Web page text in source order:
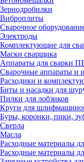
Зернодробилки
Виброплиты
Сварочное
Электроды
Комплектующие для
Маски сварщика
Аппараты для сварки
Сварочные аппараты и
Расходики и
Биты и насадки для
Пилки для лобзиков
Круги для
Буры, коронки, пики,
Сверла
Масла
Расходные материалы
Расходные материалы